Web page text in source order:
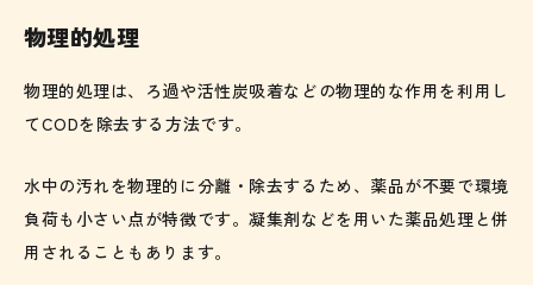
物理的処理
物理的処理は、ろ過や活性炭吸着などの物理的な作用を利用し
てCODを除去する方法です。
水中の汚れを物理的に分離・除去するため、薬品が不要で環境
負荷も小さい点が特徴です。凝集剤などを用いた薬品処理と併
用されることもあります。